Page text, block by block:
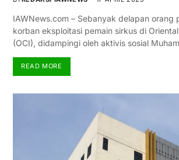
IAWNews.com – Sebanyak delapan orang
korban eksploitasi pemain sirkus di
(OCI), didampingi oleh aktivis sosial
READ MORE